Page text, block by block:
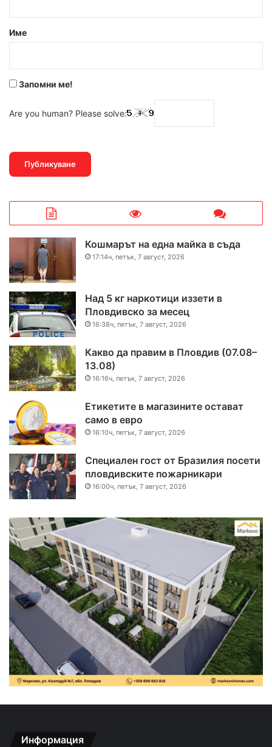
р
Име
Запомни ме!
Are you human? Please solve:
Кошмарът на една майка в съда
17:14ч, петък, 7 август, 2026
Над 5 кг наркотици иззети в
Пловдивско за месец
16:38ч, петък, 7 август, 2026
Какво да правим в Пловдив (07.08–
13.08)
16:16ч, петък, 7 август, 2026
Етикетите в магазините остават
само в евро
16:10ч, петък, 7 август, 2026
Специален гост от Бразилия посети
пловдивските пожарникари
16:00ч, петък, 7 август, 2026
Информация